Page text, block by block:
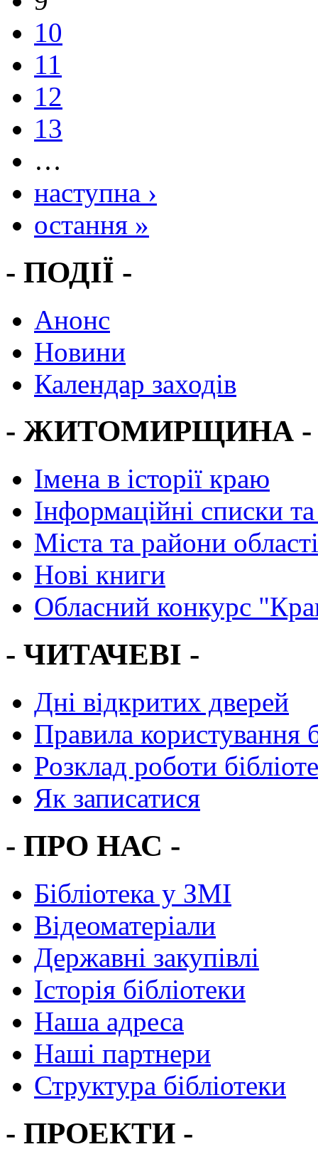
10
11
12
13
…
наступна ›
остання »
- ПОДІЇ -
Анонс
Новини
Календар заходів
- ЖИТОМИРЩИНА -
Імена в історії краю
Інформаційні списки
Міста та райони області
Нові книги
Обласний конкурс
- ЧИТАЧЕВІ -
Дні відкритих дверей
Правила користування
Розклад роботи
Як записатися
- ПРО НАС -
Бібліотека у ЗМІ
Відеоматеріали
Державні закупівлі
Історія бібліотеки
Наша адреса
Наші партнери
Структура бібліотеки
- ПРОЕКТИ -